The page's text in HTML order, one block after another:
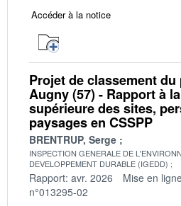
Accéder à la notice
Projet de classement du
Augny (57) - Rapport à
supérieure des sites,
paysages en CSSPP
BRENTRUP, Serge
INSPECTION GENERALE DE
DEVELOPPEMENT DURABLE (IGEDD)
Rapport: avr. 2026 Mise en
n°013295-02